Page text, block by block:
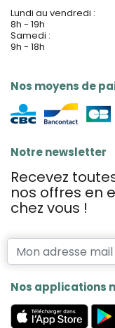
Lundi au vendredi :
8h - 19h
Samedi :
9h - 18h
Nos moyens de
Notre newsletter
Recevez
nos offres en
chez vous !
Nos applications